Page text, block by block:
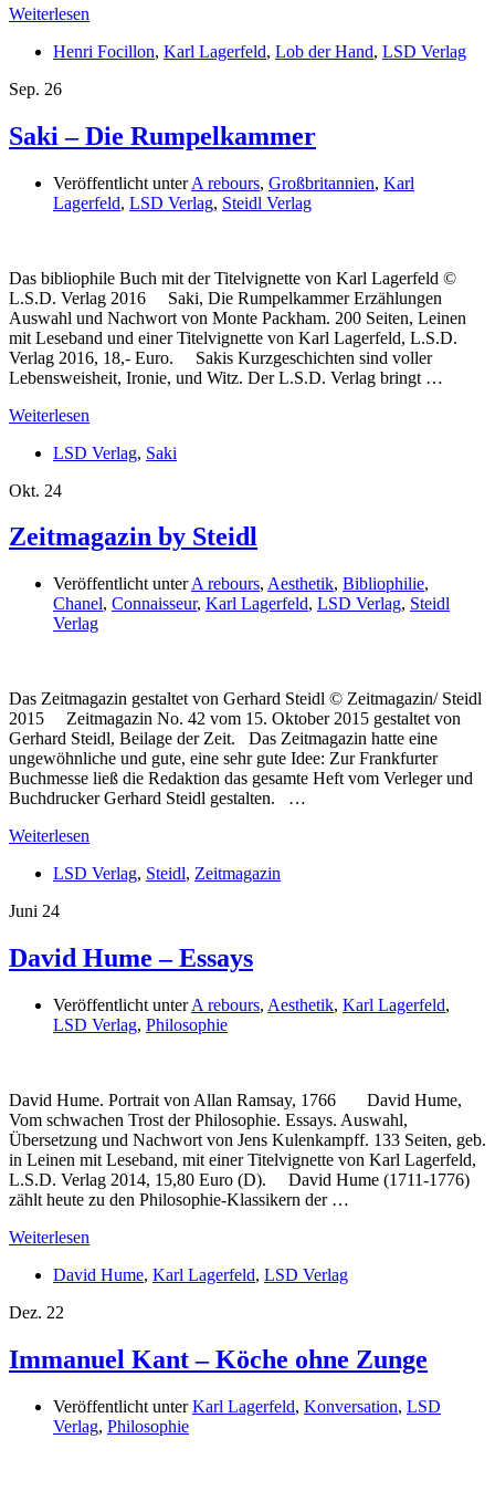
Weiterlesen
Henri Focillon, Karl Lagerfeld, Lob der Hand, LSD Verlag
Sep. 26
Saki – Die Rumpelkammer
Veröffentlicht unterA rebours, Großbritannien, Karl
Lagerfeld, LSD Verlag, Steidl Verlag
Das bibliophile Buch mit der Titelvignette von Karl Lagerfeld ©
L.S.D. Verlag 2016 Saki, Die Rumpelkammer Erzählungen
Auswahl und Nachwort von Monte Packham. 200 Seiten, Leinen
mit Leseband und einer Titelvignette von Karl Lagerfeld, L.S.D.
Verlag 2016, 18,- Euro. Sakis Kurzgeschichten sind voller
Lebensweisheit, Ironie, und Witz. Der L.S.D. Verlag bringt …
Weiterlesen
LSD Verlag, Saki
Okt. 24
Zeitmagazin by Steidl
Veröffentlicht unterA rebours, Aesthetik, Bibliophilie,
Chanel, Connaisseur, Karl Lagerfeld, LSD Verlag, Steidl
Verlag
Das Zeitmagazin gestaltet von Gerhard Steidl © Zeitmagazin/ Steidl
2015 Zeitmagazin No. 42 vom 15. Oktober 2015 gestaltet von
Gerhard Steidl, Beilage der Zeit. Das Zeitmagazin hatte eine
ungewöhnliche und gute, eine sehr gute Idee: Zur Frankfurter
Buchmesse ließ die Redaktion das gesamte Heft vom Verleger und
Buchdrucker Gerhard Steidl gestalten. …
Weiterlesen
LSD Verlag, Steidl, Zeitmagazin
Juni 24
David Hume – Essays
Veröffentlicht unterA rebours, Aesthetik, Karl Lagerfeld,
LSD Verlag, Philosophie
David Hume. Portrait von Allan Ramsay, 1766 David Hume,
Vom schwachen Trost der Philosophie. Essays. Auswahl,
Übersetzung und Nachwort von Jens Kulenkampff. 133 Seiten, geb.
in Leinen mit Leseband, mit einer Titelvignette von Karl Lagerfeld,
L.S.D. Verlag 2014, 15,80 Euro (D). David Hume (1711-1776)
zählt heute zu den Philosophie-Klassikern der …
Weiterlesen
David Hume, Karl Lagerfeld, LSD Verlag
Dez. 22
Immanuel Kant – Köche ohne Zunge
Veröffentlicht unterKarl Lagerfeld, Konversation, LSD
Verlag, Philosophie